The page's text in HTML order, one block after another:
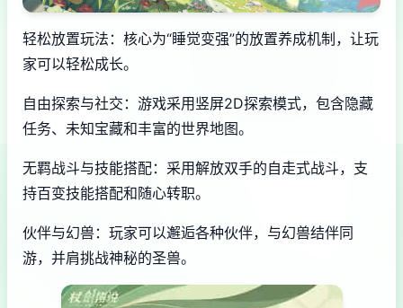
轻松放置玩法：核心为“睡觉变强”的放置养成机制，让玩
家可以轻松成长。
自由探索与社交：游戏采用竖屏2D探索模式，包含隐藏
任务、未知宝藏和丰富的世界地图。
无羁战斗与技能搭配：采用解放双手的自走式战斗，支
持百变技能搭配和随心转职。
伙伴与幻兽：玩家可以邂逅各种伙伴，与幻兽结伴同
游，并肩挑战神秘的圣兽。